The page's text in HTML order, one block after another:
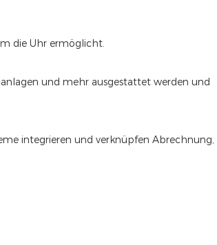
die Uhr ermöglicht.
und mehr ausgestattet werden und
integrieren und verknüpfen Abrechnung,